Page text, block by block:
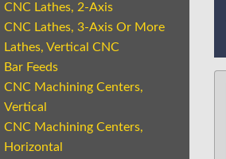
CNC Lathes, 2-Axis
CNC Lathes, 3-Axis Or More
Lathes, Vertical CNC
Bar Feeds
CNC Machining Centers,
Vertical
CNC Machining Centers,
Horizontal